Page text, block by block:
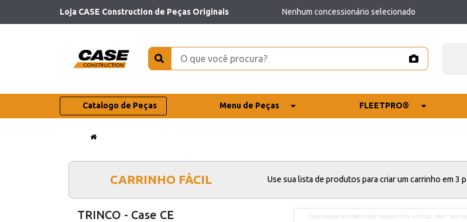
Loja CASE Construction de Peças Originais Nenhum concessionário selecionado
Catalogo de Peças Menu de Peças FLEETPRO®
CARRINHO FÁCIL Use sua lista de produtos para criar um carrinho em 3
TRINCO - Case CE